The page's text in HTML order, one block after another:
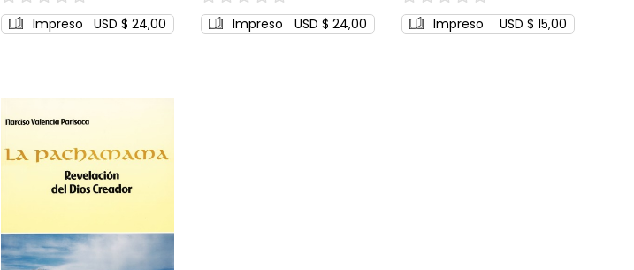
0%
Impreso USD $ 24,00
0%
Impreso USD $ 24,00
0%
Impreso USD $ 15,00